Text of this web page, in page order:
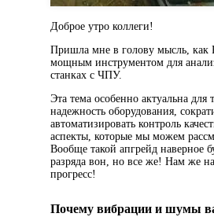
Доброе утро коллеги!
Пришла мне в голову мысль, как
мощным инструментом для
станках с ЧПУ.
Эта тема особенно актуальна для
надежность оборудования,
автоматизировать контроль
аспекты, которые мы можем
Вообще такой апгрейд наверное
разряда вон, но все же! Нам же
прогресс!
Почему вибрации и шумы